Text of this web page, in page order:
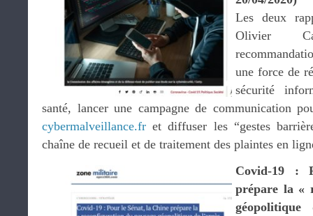
Les deux
Olivier
une force de
sécurité
santé, lancer une campagne de communication
cybermalveillance.fr et diffuser les “gestes
chaîne de recueil et de traitement des plaintes en
Covid-19 :
prépare la «